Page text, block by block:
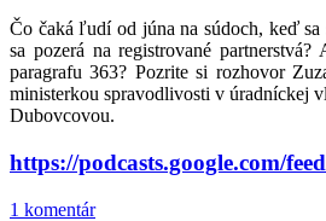
Čo čaká ľudí od júna na súdoch, keď sa
sa pozerá na registrované
paragrafu 363? Pozrite si rozhovor
ministerkou spravodlivosti v úradníckej
Dubovcovou.
https://podcasts.google.com/
1 komentár